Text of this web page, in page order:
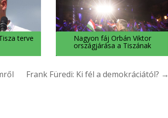
terve Nagyon fáj Orbán Viktor
országjárása a Tiszának
Frank Füredi: Ki fél a demokráciától? →